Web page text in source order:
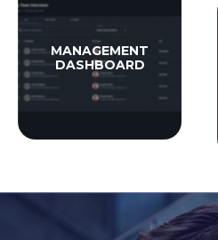
MANAGEMENT
DASHBOARD